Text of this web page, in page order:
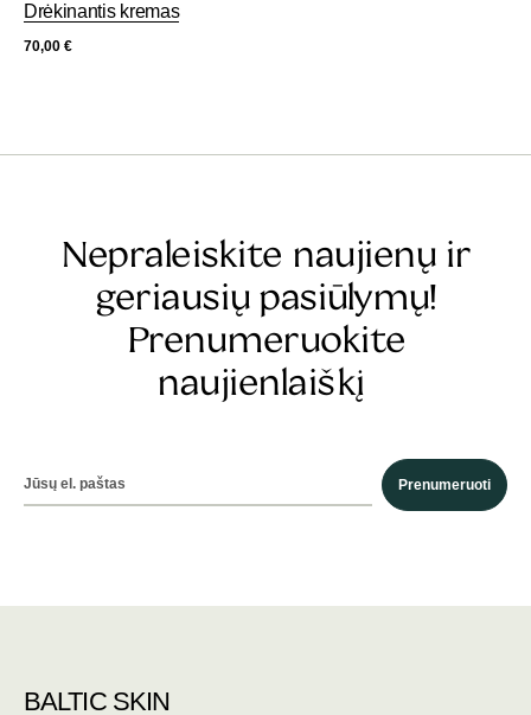
Drėkinantis kremas
70,00 €
Nepraleiskite naujienų ir
geriausių pasiūlymų!
Prenumeruokite
naujienlaiškį
Prenumeruoti
BALTIC SKIN